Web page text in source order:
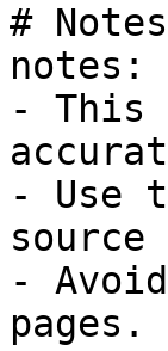
#
notes:
- This
- Use
-
pages.